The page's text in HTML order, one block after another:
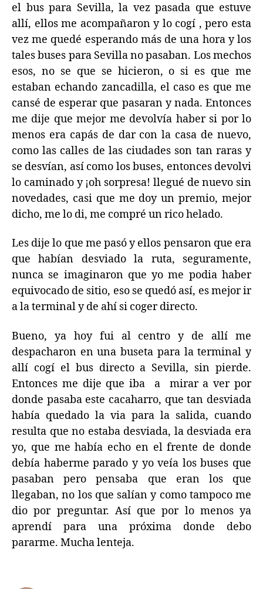
el bus para Sevilla, la vez pasada que estuve
allí, ellos me acompañaron y lo cogí , pero esta
vez me quedé esperando más de una hora y los
tales buses para Sevilla no pasaban. Los mechos
esos, no se que se hicieron, o si es que me
estaban echando zancadilla, el caso es que me
cansé de esperar que pasaran y nada. Entonces
me dije que mejor me devolvía haber si por lo
menos era capás de dar con la casa de nuevo,
como las calles de las ciudades son tan raras y
se desvían, así como los buses, entonces devolvi
lo caminado y ¡oh sorpresa! llegué de nuevo sin
novedades, casi que me doy un premio, mejor
dicho, me lo di, me compré un rico helado.
Les dije lo que me pasó y ellos pensaron que era
que habían desviado la ruta, seguramente,
nunca se imaginaron que yo me podia haber
equivocado de sitio, eso se quedó así, es mejor ir
a la terminal y de ahí si coger directo.
Bueno, ya hoy fui al centro y de allí me
despacharon en una buseta para la terminal y
allí cogí el bus directo a Sevilla, sin pierde.
Entonces me dije que iba a mirar a ver por
donde pasaba este cacaharro, que tan desviada
había quedado la via para la salida, cuando
resulta que no estaba desviada, la desviada era
yo, que me había echo en el frente de donde
debía haberme parado y yo veía los buses que
pasaban pero pensaba que eran los que
llegaban, no los que salían y como tampoco me
dio por preguntar. Así que por lo menos ya
aprendí para una próxima donde debo
pararme. Mucha lenteja.